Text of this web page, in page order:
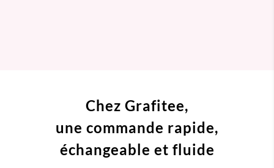
Chez Grafitee,
une commande rapide,
échangeable et fluide